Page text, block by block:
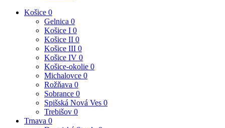
Košice 0
Gelnica 0
Košice I 0
Košice II 0
Košice III 0
Košice IV 0
Košice-okolie 0
Michalovce 0
Rožňava 0
Sobrance 0
Spišská Nová Ves 0
Trebišov 0
Trnava 0